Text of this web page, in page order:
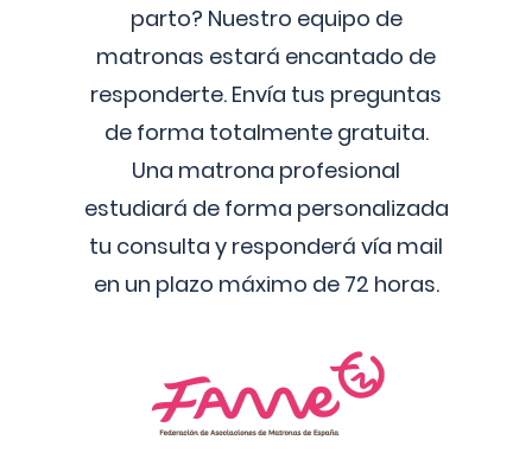
parto? Nuestro equipo de
matronas estará encantado de
responderte. Envía tus preguntas
de forma totalmente gratuita.
Una matrona profesional
estudiará de forma personalizada
tu consulta y responderá vía mail
en un plazo máximo de 72 horas.